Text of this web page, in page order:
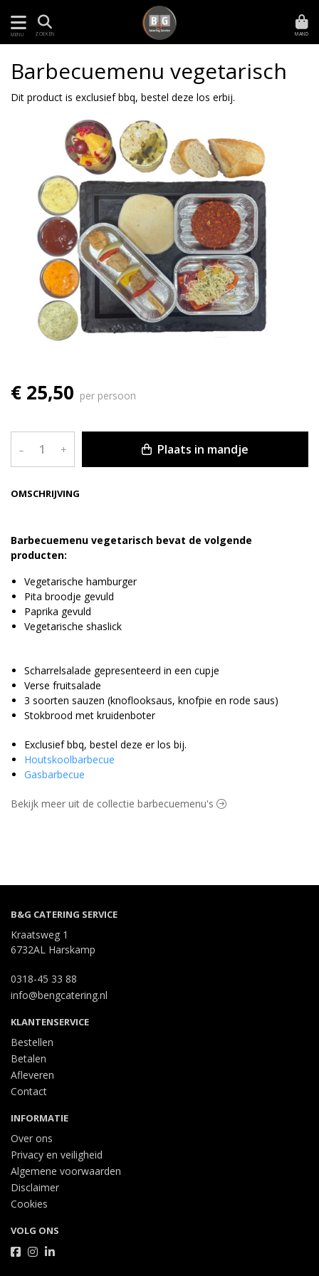
MENU ZOEKEN MAND
OMSCHRIJVING
Barbecuemenu vegetarisch bevat de volgende
producten:
Vegetarische hamburger
Pita broodje gevuld
Paprika gevuld
Vegetarische shaslick
Scharrelsalade gepresenteerd in een cupje
Verse fruitsalade
3 soorten sauzen (knoflooksaus, knofpie en rode saus)
Stokbrood met kruidenboter
Exclusief bbq, bestel deze er los bij.
Houtskoolbarbecue
Gasbarbecue
Barbecuemenu vegetarisch
Dit product is exclusief bbq, bestel deze los erbij.
€ 25,50 per persoon
– + Plaats in mandje
Bekijk meer uit de collectie barbecuemenu's
B&G CATERING SERVICE
Kraatsweg 1
6732AL Harskamp
0318-45 33 88
info@bengcatering.nl
KLANTENSERVICE
Bestellen
Betalen
Afleveren
Contact
INFORMATIE
Over ons
Privacy en veiligheid
Algemene voorwaarden
Disclaimer
Cookies
VOLG ONS